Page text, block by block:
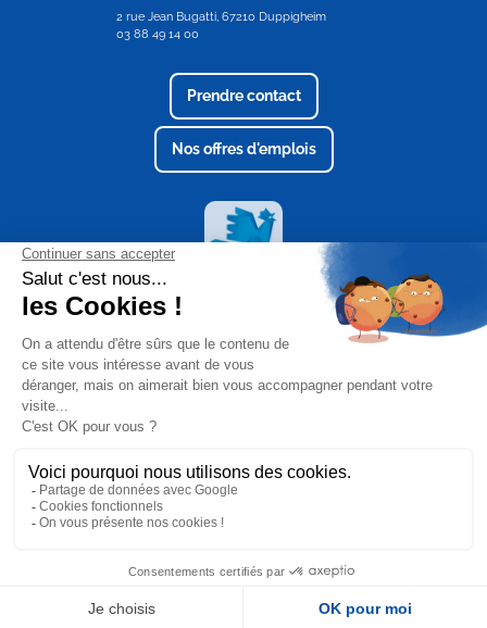
2 rue Jean Bugatti, 67210 Duppigheim
03 88 49 14 00
Prendre contact
Nos offres d'emplois
Retrouvez nous aussi sur
Visitez les sites du groupe
Tractovigne